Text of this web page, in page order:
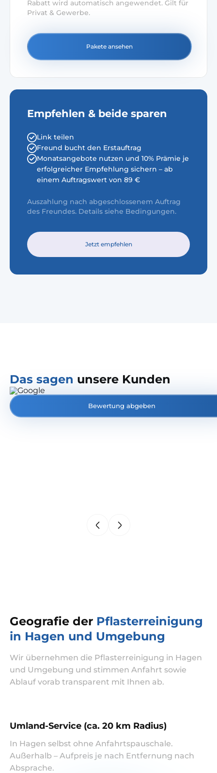
Rabatt wird automatisch angewendet. Gilt für
Privat & Gewerbe.
Pakete ansehen
Empfehlen & beide sparen
Link teilen
Freund bucht den Erstauftrag
Monatsangebote nutzen und 10% Prämie je
erfolgreicher Empfehlung sichern – ab
einem Auftragswert von 89 €
Auszahlung nach abgeschlossenem Auftrag
des Freundes. Details siehe Bedingungen.
Jetzt empfehlen
Das sagen unsere Kunden
Bewertung abgeben
Geografie der Pflasterreinigung
in Hagen und Umgebung
Wir übernehmen die Pflasterreinigung in Hagen
und Umgebung und stimmen Anfahrt sowie
Ablauf vorab transparent mit Ihnen ab.
Umland-Service (ca. 20 km Radius)
In Hagen selbst ohne Anfahrtspauschale.
Außerhalb – Aufpreis je nach Entfernung nach
Absprache.